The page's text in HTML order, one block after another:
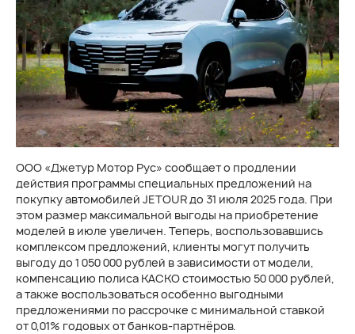
ООО «Джетур Мотор Рус» сообщает о продлении
действия программы специальных предложений на
покупку автомобилей JETOUR до 31 июля 2025 года. При
этом размер максимальной выгоды на приобретение
моделей в июле увеличен. Теперь, воспользовавшись
комплексом предложений, клиенты могут получить
выгоду до 1 050 000 рублей в зависимости от модели,
компенсацию полиса КАСКО стоимостью 50 000 рублей,
а также воспользоваться особенно выгодными
предложениями по рассрочке с минимальной ставкой
от 0,01% годовых от банков-партнёров.